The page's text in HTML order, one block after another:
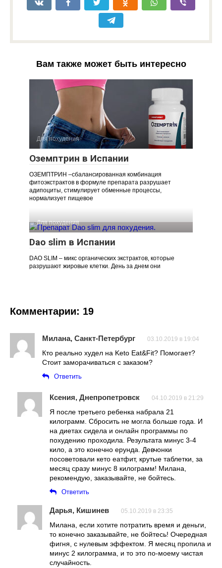
Вам также может быть интересно
Для похудения
Оземптрин в Испании
ОЗЕМПТРИН –сбалансированная комбинация
фитоэкстрактов в формуле препарата разрушает
адипоциты, стимулирует обменные процессы,
нормализует пищевое
Для похудения
Dao slim в Испании
DAO SLIM – микс органических экстрактов, которые
разрушают жировые клетки. День за днем они
Комментарии: 19
Милана, Санкт-Петербург 03.10.2019 в 19:04
Кто реально худел на Keto Eat&Fit? Помогает?
Стоит заморачиваться с заказом?
Ответить
Ксения, Днепропетровск 04.10.2019 в 21:29
Я после третьего ребенка набрала 21
килограмм. Сбросить не могла больше года. И
на диетах сидела и онлайн программы по
похудению проходила. Результата минус 3-4
кило, а это конечно ерунда. Девчонки
посоветовали кето еатфит, крутые таблетки, за
месяц сразу минус 8 килограмм! Милана,
рекомендую, заказывайте, не бойтесь.
Ответить
Дарья, Кишинев 05.10.2019 в 23:35
Милана, если хотите потратить время и деньги,
то конечно заказывайте, не бойтесь! Очередная
фигня, с нулевым эффектом. Я месяц пропила и
минус 2 килограмма, и то это по-моему чистая
случайность.